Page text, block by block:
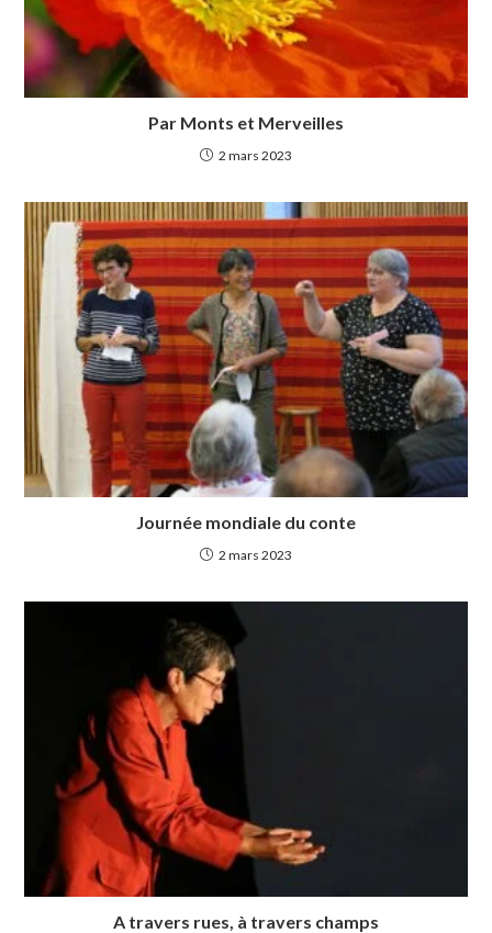
Par Monts et Merveilles
2 mars 2023
Journée mondiale du conte
2 mars 2023
A travers rues, à travers champs